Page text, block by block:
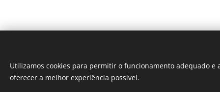
© 2024 | Clic Recycle Todos os Direitos Reservados.
Termos e Condições Política de Privacidade
Utilizamos cookies para permitir o funcionamento adequado e
oferecer a melhor experiência possível.